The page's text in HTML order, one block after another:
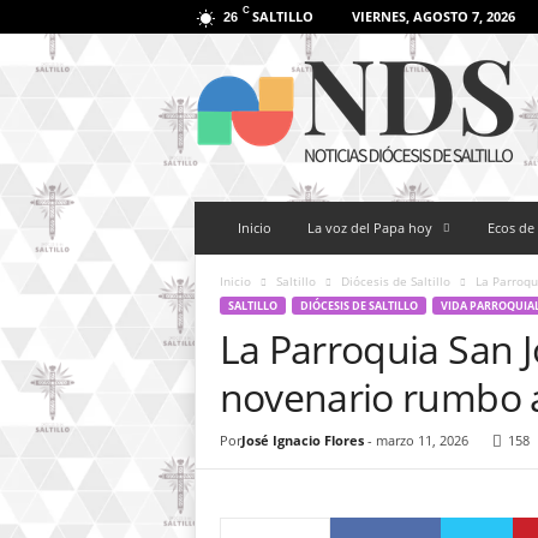
26 C SALTILLO VIERNES, AGOSTO 7, 2026
t
a
D
i
d
e
Inicio La voz del Papa hoy Ecos
Inicio Saltillo Diócesis de Saltillo La
SALTILLO DIÓCESIS DE SALTILLO VIDA
La Parroquia San
novenario rumbo
PorJosé Ignacio Flores- marzo 11, 2026 158